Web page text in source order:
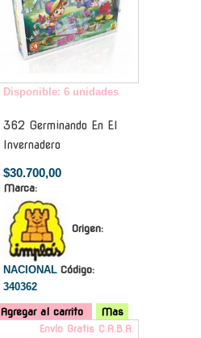
Disponible: 6 unidades
362 Germinando En El
Invernadero
$30.700,00
Marca:
Origen:
NACIONAL Código:
340362
Agregar al carrito
Mas
Envío Gratis C.A.B.A.